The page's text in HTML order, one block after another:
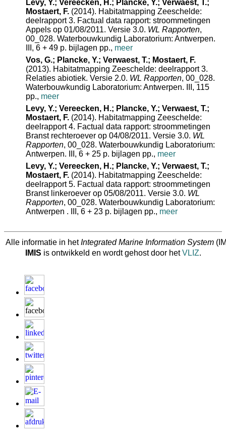
Levy, Y.; Vereecken, H.; Plancke, Y.; Verwaest, T.;
Mostaert, F. (2014). Habitatmapping Zeeschelde:
deelrapport 3. Factual data rapport: stroommetingen
Appels op 01/08/2011. Versie 3.0. WL Rapporten,
00_028. Waterbouwkundig Laboratorium: Antwerpen.
III, 6 + 49 p. bijlagen pp., meer
Vos, G.; Plancke, Y.; Verwaest, T.; Mostaert, F.
(2013). Habitatmapping Zeeschelde: deelrapport 3.
Relaties abiotiek. Versie 2.0. WL Rapporten, 00_028.
Waterbouwkundig Laboratorium: Antwerpen. III, 115
pp., meer
Levy, Y.; Vereecken, H.; Plancke, Y.; Verwaest, T.;
Mostaert, F. (2014). Habitatmapping Zeeschelde:
deelrapport 4. Factual data rapport: stroommetingen
Branst rechteroever op 04/08/2011. Versie 3.0. WL
Rapporten, 00_028. Waterbouwkundig Laboratorium:
Antwerpen. III, 6 + 25 p. bijlagen pp., meer
Levy, Y.; Vereecken, H.; Plancke, Y.; Verwaest, T.;
Mostaert, F. (2014). Habitatmapping Zeeschelde:
deelrapport 5. Factual data rapport: stroommetingen
Branst linkeroever op 05/08/2011. Versie 3.0. WL
Rapporten, 00_028. Waterbouwkundig Laboratorium:
Antwerpen . III, 6 + 23 p. bijlagen pp., meer
Alle informatie in hetIntegrated Marine Information System
IMIS is ontwikkeld en wordt gehost door hetVLIZ.